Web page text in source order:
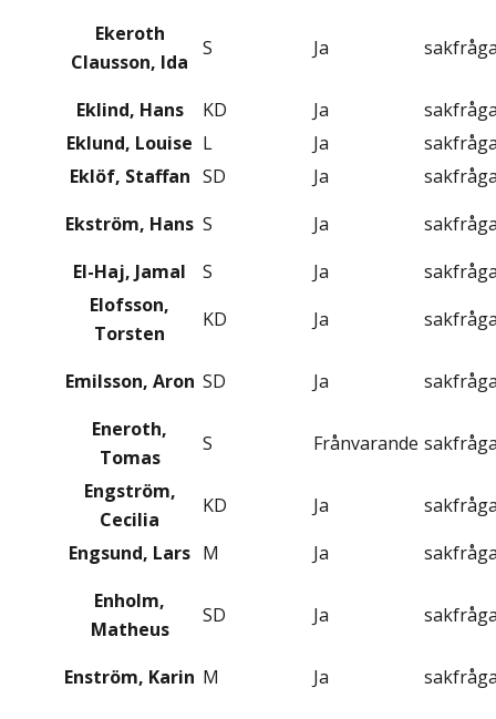
Ekeroth
Clausson, Ida
S Ja
Eklind, Hans KD Ja
Eklund, Louise L Ja
Eklöf, Staffan SD Ja
Ekström, Hans S Ja
El-Haj, Jamal
S Ja
Elofsson,
Torsten
KD Ja
Emilsson, Aron SD Ja
Eneroth,
Tomas
S Frånvarande
Engström,
Cecilia
KD Ja
Engsund, Lars M Ja
Enholm,
Matheus
SD Ja
Enström, Karin M Ja